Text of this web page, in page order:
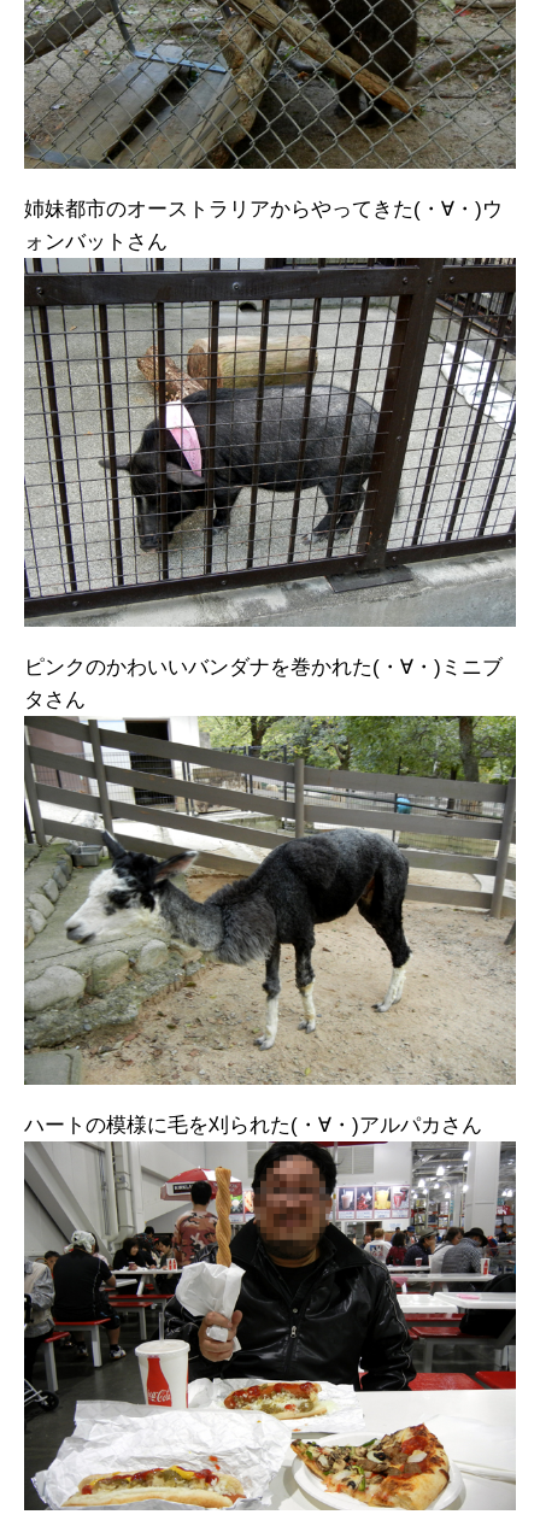
姉妹都市のオーストラリアからやってきた(・∀・)ウ
ォンバットさん
ピンクのかわいいバンダナを巻かれた(・∀・)ミニブ
タさん
ハートの模様に毛を刈られた(・∀・)アルパカさん